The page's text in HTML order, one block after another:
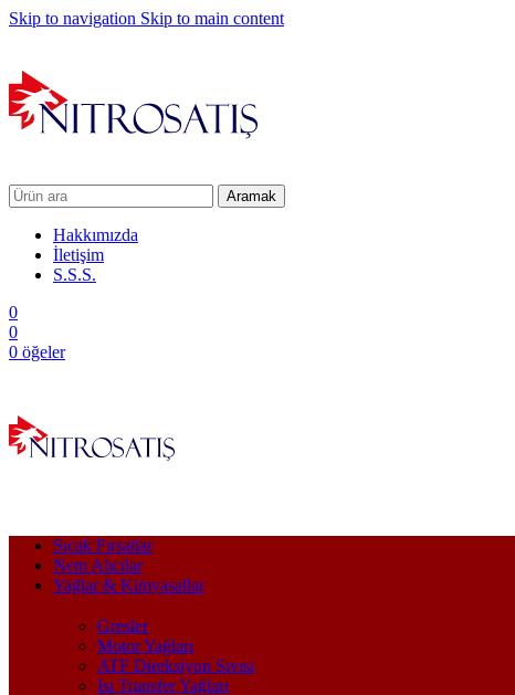
Skip to navigation Skip to main content
Aramak
Hakkımızda
İletişim
S.S.S.
0
0
0 öğeler
Sıcak Fırsatlar
Nem Alıcılar
Yağlar & Kimyasallar
Gresler
Motor Yağları
ATF Direksiyon Sıvısı
Isı Transfer Yağları